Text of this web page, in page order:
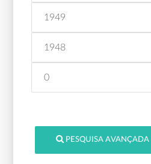
1949
1948
0
PESQUISA AVANÇADA